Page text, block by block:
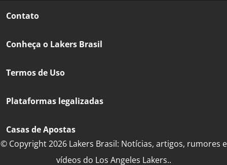
Contato
Conheça o Lakers Brasil
Termos de Uso
Plataformas legalizadas
Casas de Apostas
© Copyright 2026 Lakers Brasil: Notícias, artigos, rumores e
vídeos do Los Angeles Lakers..